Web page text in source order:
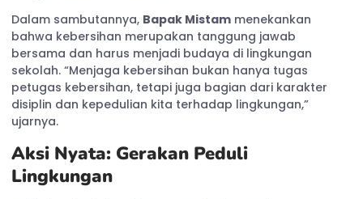
Dalam sambutannya, Bapak Mistam menekankan
bahwa kebersihan merupakan tanggung jawab
bersama dan harus menjadi budaya di lingkungan
sekolah. “Menjaga kebersihan bukan hanya tugas
petugas kebersihan, tetapi juga bagian dari karakter
disiplin dan kepedulian kita terhadap lingkungan,”
ujarnya.
Aksi Nyata: Gerakan Peduli
Lingkungan